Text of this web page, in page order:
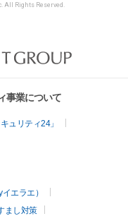
All Rights Reserved.
事業について
ュリティ24」
エラエ）
まし対策